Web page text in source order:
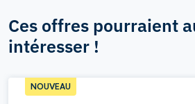
Ces offres pourraient
intéresser !
NOUVEAU